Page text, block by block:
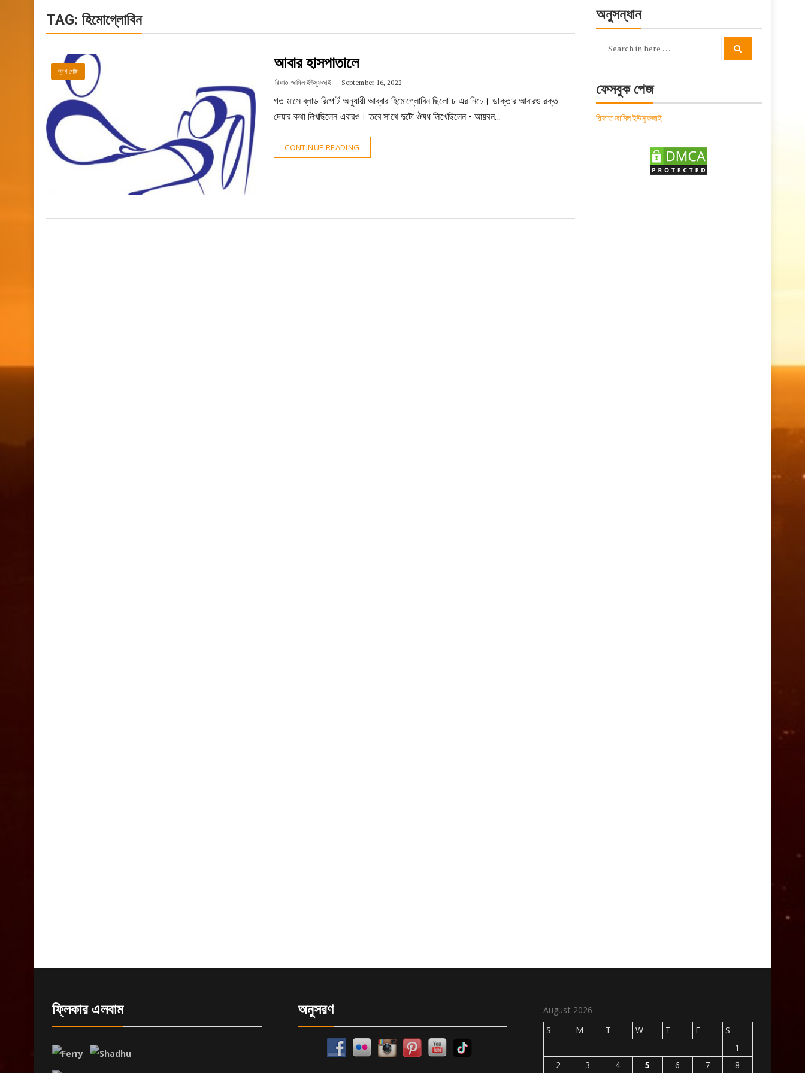
TAG: হিমোগ্লোবিন
ব্লগ পোষ্ট আবার হাসপাতালে
রিফাত জামিল ইউসুফজাই September 16, 2022
গত মাসে ব্লাড রিপোর্ট অনুযায়ী আব্বার হিমোগ্লোবিন ছিলো ৮ এর নিচে। ডাক্তার আবারও রক্ত
দেয়ার কথা লিখছিলেন এবারও। তবে সাথে দুটো ঔষধ লিখেছিলেন - আয়রন…
CONTINUE READING
অনুসন্ধান
Search
ফেসবুক পেজ
রিফাত জামিল ইউসুফজাই
ফ্লিকার এলবাম অনুসরণ
August 2026
S
M T W T F
S
1
2
3 4 5 6 7 8